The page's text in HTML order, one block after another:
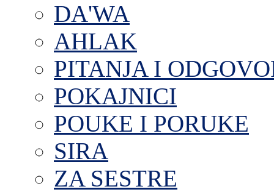
DA'WA
AHLAK
PITANJA I
POKAJNICI
POUKE I PORUKE
SIRA
ZA SESTRE